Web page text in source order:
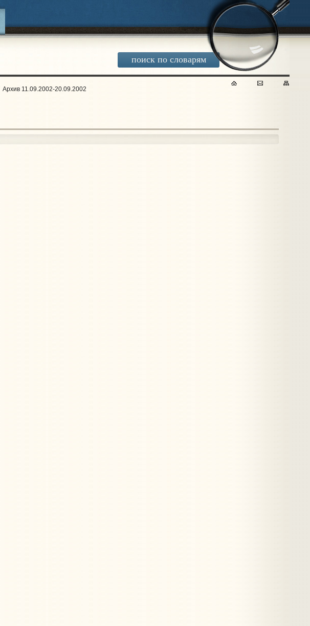
поиск по словарям
Архив 11.09.2002-20.09.2002